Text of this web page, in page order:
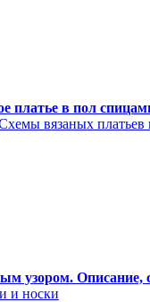
платье в пол
вязаных платьев
узором. Описание,
и носки